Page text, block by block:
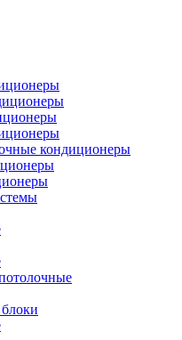
кондиционеры